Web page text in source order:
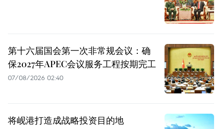
第十六届国会第一次非常规会议：确
保2027年APEC会议服务工程按期完工
07/08/2026 02:40
将岘港打造成战略投资目的地